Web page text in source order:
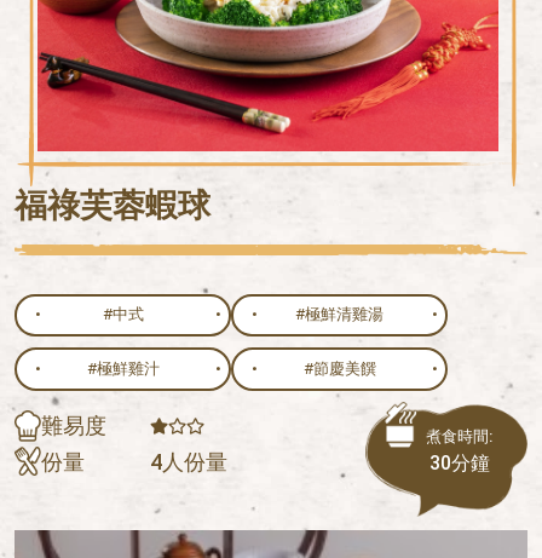
福祿芙蓉蝦球
#中式 #極鮮清雞湯
#極鮮雞汁 #節慶美饌
難易度
份量
4人份量
煮食時間:
30分鐘